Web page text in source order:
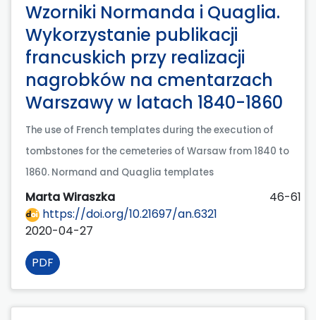
Wzorniki Normanda i Quaglia.
Wykorzystanie publikacji
francuskich przy realizacji
nagrobków na cmentarzach
Warszawy w latach 1840-1860
The use of French templates during the execution of
tombstones for the cemeteries of Warsaw from 1840 to
1860. Normand and Quaglia templates
Marta Wiraszka
46-61
https://doi.org/10.21697/an.6321
2020-04-27
PDF